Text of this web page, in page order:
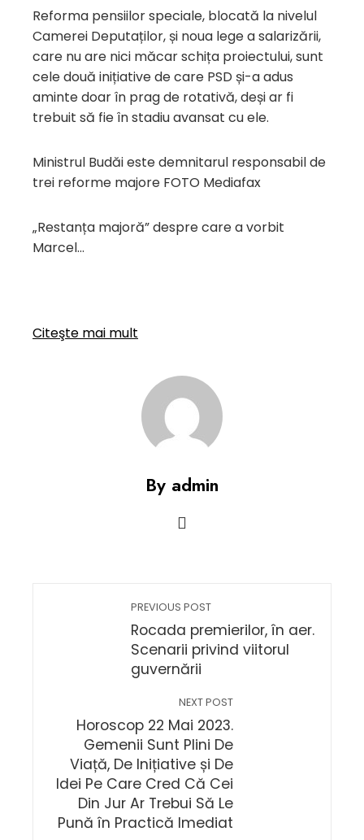
Reforma pensiilor speciale, blocată la nivelul
Camerei Deputaților, și noua lege a salarizării,
care nu are nici măcar schița proiectului, sunt
cele două inițiative de care PSD și-a adus
aminte doar în prag de rotativă, deși ar fi
trebuit să fie în stadiu avansat cu ele.
Ministrul Budăi este demnitarul responsabil de
trei reforme majore FOTO Mediafax
„Restanța majoră” despre care a vorbit
Marcel…
Citeşte mai mult
By admin
PREVIOUS POST
Rocada premierilor, în aer.
Scenarii privind viitorul
guvernării
NEXT POST
Horoscop 22 Mai 2023.
Gemenii Sunt Plini De
Viață, De Inițiative și De
Idei Pe Care Cred Că Cei
Din Jur Ar Trebui Să Le
Pună în Practică Imediat